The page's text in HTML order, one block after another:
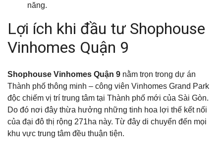
năng.
Lợi ích khi đầu tư Shophouse
Vinhomes Quận 9
Shophouse Vinhomes Quận 9 nằm trọn trong dự án
Thành phố thông minh – công viên Vinhomes Grand Park
độc chiếm vị trí trung tâm tại Thành phố mới của Sài Gòn.
Do đó nơi đây thừa hưởng những tinh hoa lợi thế kết nối
của đại đô thị rộng 271ha này. Từ đây di chuyển đến mọi
khu vực trung tâm đều thuận tiện.